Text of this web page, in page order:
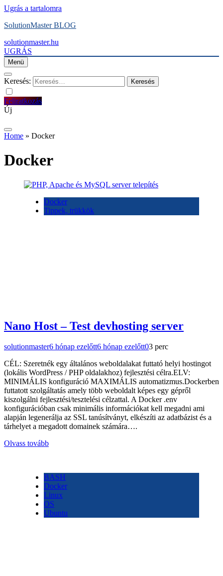
Ugrás a tartalomra
SolutionMaster BLOG
solutionmaster.hu
UGRÁS
Menü
Keresés:
Feliratkozás
Új
Home » Docker
Docker
Docker
Tippek, trükkök
Nano Host – Test devhosting server
solutionmaster6 hónap ezelőtt6 hónap ezelőtt03 perc
CÉL: Szeretnék egy általános weboldalakat futtató helyi hostingot
(lokális WordPress / PHP oldalakhoz) fejlesztési célra.ELV:
MINIMÁLIS konfiguráció MAXIMÁLIS automatizmus.Dockerben
futtatott szolgáltatás amely több weboldalt képes egy gépről
kiszolgálni fejlesztési/tesztelési célzattal. A Docker .env
konfigurációban csak minimális információkat kell megadni ami
alapján legenerálja az SSL tanúsítványt, elkészíti az adatbázist és a
tárhelyet a megadott domainek számára….
Olvass tovább
BASH
Docker
Linux
OS
Ubuntu